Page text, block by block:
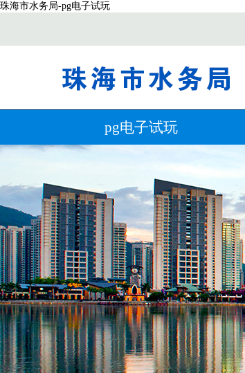
珠海市水务局-pg电子试玩
pg电子试玩